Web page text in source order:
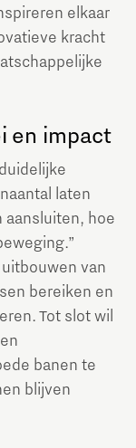
elkaar
kracht
en impact
laten
aansluiten, hoe
van
bereiken en
Tot slot wil
banen te
blijven